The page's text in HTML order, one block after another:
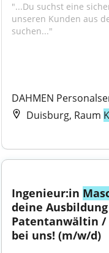
"...Du suchst eine
unseren Kunden aus
suchen..."
DAHMEN
Duisburg, Raum
Ingenieur:in
deine
Patentanwältin
bei uns! (m/w/d)